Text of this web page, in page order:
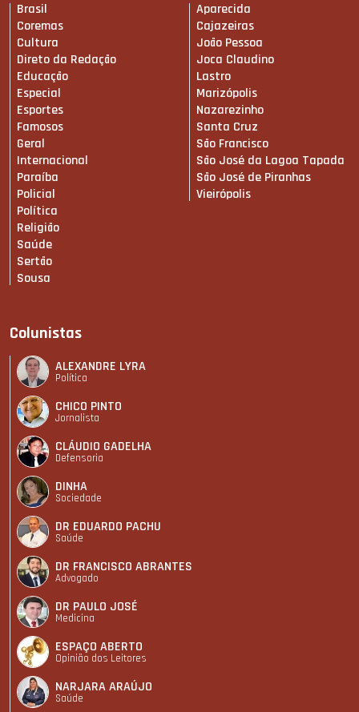
Brasil
Coremas
Cultura
Direto da Redação
Educação
Especial
Esportes
Famosos
Geral
Internacional
Paraíba
Policial
Política
Religião
Saúde
Sertão
Sousa
Aparecida
Cajazeiras
João Pessoa
Joca Claudino
Lastro
Marizópolis
Nazarezinho
Santa Cruz
São Francisco
São José da Lagoa Tapada
São José de Piranhas
Vieirópolis
Colunistas
ALEXANDRE LYRA
Política
CHICO PINTO
Jornalista
CLÁUDIO GADELHA
Defensoria
DINHA
Sociedade
DR EDUARDO PACHU
Saúde
DR FRANCISCO ABRANTES
Advogado
DR PAULO JOSÉ
Medicina
ESPAÇO ABERTO
Opinião dos Leitores
NARJARA ARAÚJO
Saúde